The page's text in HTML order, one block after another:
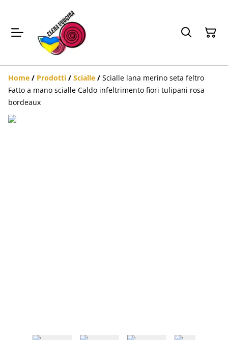
Home / Prodotti / Scialle / Scialle lana merino seta feltro
Fatto a mano scialle Caldo infeltrimento fiori tulipani rosa
bordeaux